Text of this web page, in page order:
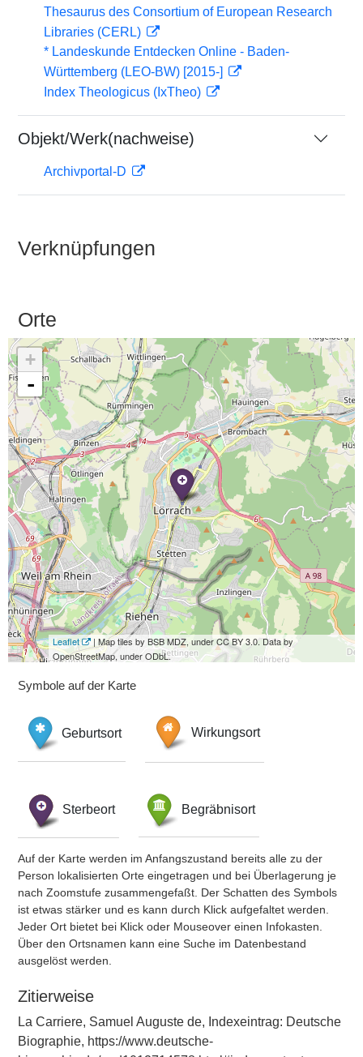
Thesaurus des Consortium of European Research
Libraries (CERL)
* Landeskunde Entdecken Online - Baden-
Württemberg (LEO-BW) [2015-]
Index Theologicus (IxTheo)
Objekt/Werk(nachweise)
Archivportal-D
Verknüpfungen
Orte
+
-
Leaflet
| Map tiles by BSB MDZ, under CC BY 3.0. Data by
OpenStreetMap, under ODbL.
Symbole auf der Karte
Geburtsort Wirkungsort
Sterbeort Begräbnisort
Auf der Karte werden im Anfangszustand bereits alle zu der
Person lokalisierten Orte eingetragen und bei Überlagerung je
nach Zoomstufe zusammengefaßt. Der Schatten des Symbols
ist etwas stärker und es kann durch Klick aufgefaltet werden.
Jeder Ort bietet bei Klick oder Mouseover einen Infokasten.
Über den Ortsnamen kann eine Suche im Datenbestand
ausgelöst werden.
Zitierweise
La Carriere, Samuel Auguste de, Indexeintrag: Deutsche
Biographie, https://www.deutsche-